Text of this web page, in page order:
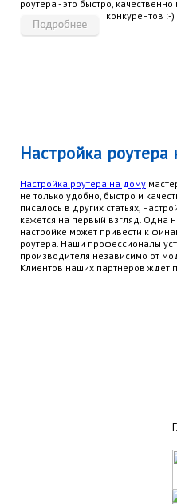
роутера - это быстро,
конкурентов :-)
Настройка роутера
Настройка роутера на дому
не только удобно, быстро и
писалось в других статьях,
кажется на первый взгляд. Одна
настройке может привести к
роутера. Наши профессионалы
производителя независимо от
Клиентов наших партнеров ждет